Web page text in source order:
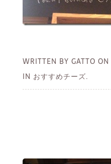
WRITTEN BY GATTO ON
IN おすすめチーズ.